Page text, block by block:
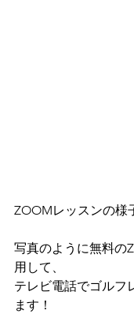
ZOOMレッスンの様
写真のように無料の
用して、
テレビ電話でゴルフ
ます！